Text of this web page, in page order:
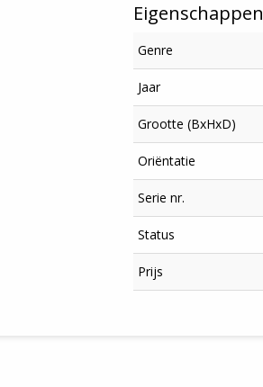
Eigenschappen
Genre
Jaar
Grootte (BxHxD)
Oriëntatie
Serie nr.
Status
Prijs